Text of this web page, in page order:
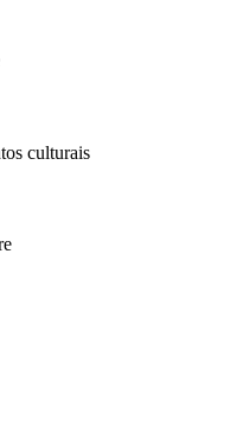
culturais